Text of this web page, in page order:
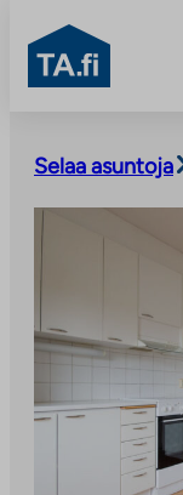
sisältöön
TA.fi
Selaa asuntoja